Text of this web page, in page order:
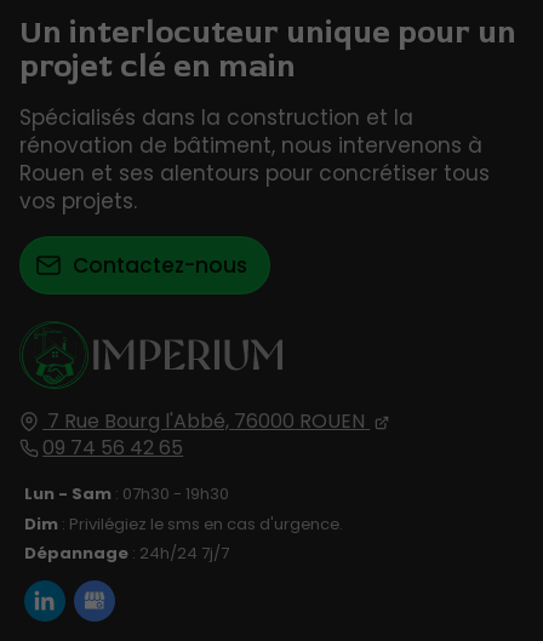
7 Rue Bourg l'Abbé, 76000 ROUEN
09 74 56 42 65
Lun - Sam : 07h30 - 19h30
Dim : Privilégiez le sms en cas d'urgence.
Dépannage : 24h/24 7j/7
Un interlocuteur unique pour un
projet clé en main
Spécialisés dans la construction et la
rénovation de bâtiment, nous intervenons à
Rouen et ses alentours pour concrétiser tous
vos projets.
Contactez-nous